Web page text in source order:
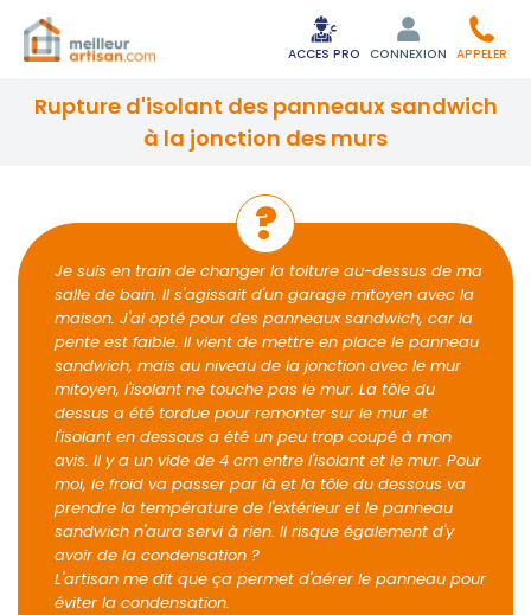
ACCES PRO CONNEXION APPELER
rupture d'isolant des panneaux sandwich
à la jonction des murs
Je suis en train de changer la toiture au-dessus de ma
salle de bain. Il s'agissait d'un garage mitoyen avec la
maison. J'ai opté pour des panneaux sandwich, car la
pente est faible. Il vient de mettre en place le panneau
sandwich, mais au niveau de la jonction avec le mur
mitoyen, l'isolant ne touche pas le mur. La tôle du
dessus a été tordue pour remonter sur le mur et
l'isolant en dessous a été un peu trop coupé à mon
avis. Il y a un vide de 4 cm entre l'isolant et le mur. Pour
moi, le froid va passer par là et la tôle du dessous va
prendre la température de l'extérieur et le panneau
sandwich n'aura servi à rien. Il risque également d'y
avoir de la condensation ?
L'artisan me dit que ça permet d'aérer le panneau pour
éviter la condensation.